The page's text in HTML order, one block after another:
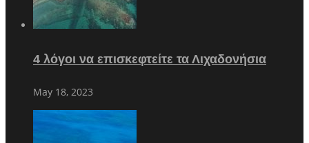
4 λόγοι να επισκεφτείτε τα Λιχαδονήσια
May 18, 2023